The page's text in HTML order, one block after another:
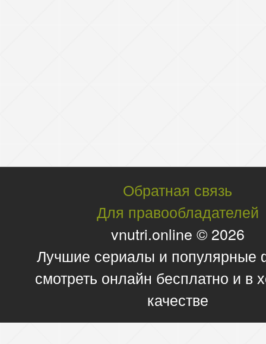
Обратная связь
Для правообладателей
vnutri.online © 2026
Лучшие сериалы и
смотреть онлайн бесплатно и в
качестве